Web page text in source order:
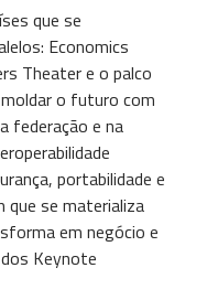
que se
Economics
Theater e o palco
o futuro com
federação e na
portabilidade e
que se materializa
em negócio e
Keynote